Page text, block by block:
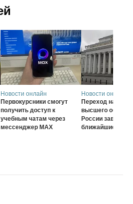
Новости онлайн
Первокурсники смогут
получить доступ к
учебным чатам через
мессенджер MAX
Новости онлайн
Переход на
высшего
России
ближайшие три